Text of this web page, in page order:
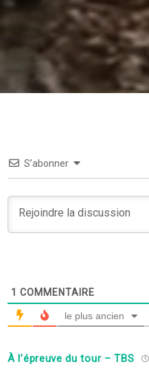
S’abonner
1 COMMENTAIRE
le plus ancien
À l’épreuve du tour – TBS